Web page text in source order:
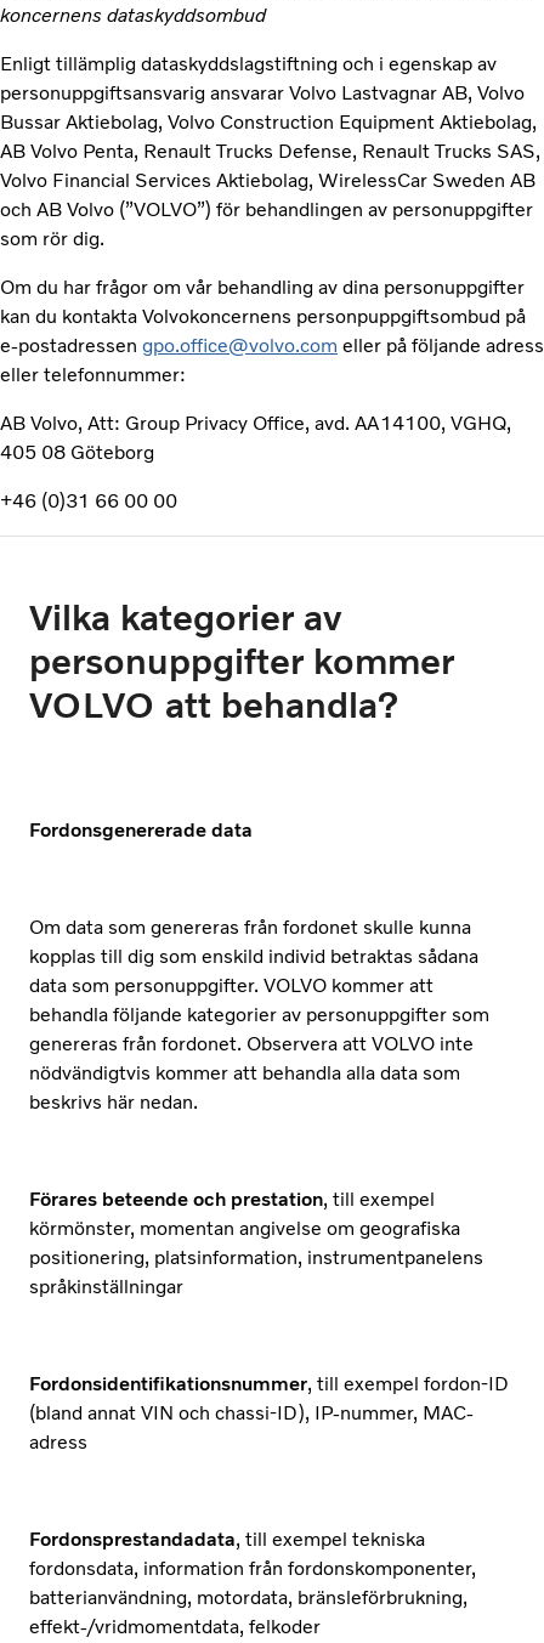
koncernens dataskyddsombud
Enligt tillämplig dataskyddslagstiftning och i egenskap av
personuppgiftsansvarig ansvarar Volvo Lastvagnar AB, Volvo
Bussar Aktiebolag, Volvo Construction Equipment Aktiebolag,
AB Volvo Penta, Renault Trucks Defense, Renault Trucks SAS,
Volvo Financial Services Aktiebolag, WirelessCar Sweden AB
och AB Volvo (”VOLVO”) för behandlingen av personuppgifter
som rör dig.
Om du har frågor om vår behandling av dina personuppgifter
kan du kontakta Volvokoncernens personpuppgiftsombud på
e-postadressen gpo.office@volvo.com eller på följande adress
eller telefonnummer:
AB Volvo, Att: Group Privacy Office, avd. AA14100, VGHQ,
405 08 Göteborg
+46 (0)31 66 00 00
Vilka kategorier av
personuppgifter kommer
VOLVO att behandla?
Fordonsgenererade data
Om data som genereras från fordonet skulle kunna
kopplas till dig som enskild individ betraktas sådana
data som personuppgifter. VOLVO kommer att
behandla följande kategorier av personuppgifter som
genereras från fordonet. Observera att VOLVO inte
nödvändigtvis kommer att behandla alla data som
beskrivs här nedan.
Förares beteende och prestation, till exempel
körmönster, momentan angivelse om geografiska
positionering, platsinformation, instrumentpanelens
språkinställningar
Fordonsidentifikationsnummer, till exempel fordon-ID
(bland annat VIN och chassi-ID), IP-nummer, MAC-
adress
Fordonsprestandadata, till exempel tekniska
fordonsdata, information från fordonskomponenter,
batterianvändning, motordata, bränsleförbrukning,
effekt-/vridmomentdata, felkoder